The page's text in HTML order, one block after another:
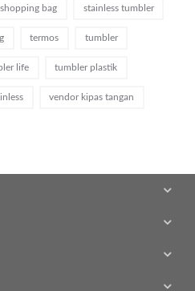
shopping bag stainless tumbler
termos tumbler
life tumbler plastik
vendor kipas tangan